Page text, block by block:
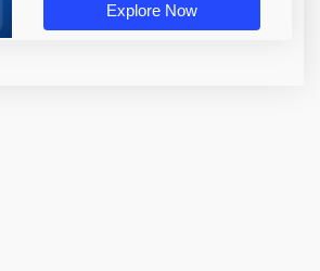
Explore Now